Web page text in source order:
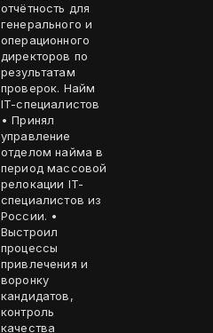
отчётность для
генерального и
операционного
директоров по
результатам
проверок. Найм
IT-специалистов
• Принял
управление
отделом найма в
период массовой
релокации IT-
специалистов из
России. •
Выстроил
процессы
привлечения и
воронку
кандидатов,
контроль
качества